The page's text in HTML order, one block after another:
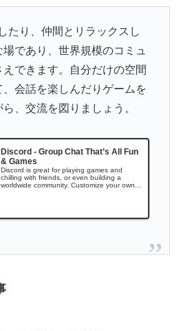
たり、仲間とリラックスし
であり、世界規模のコミュ
できます。自分だけの空間
会話を楽しんだりゲームを
、交流を図りましょう。
Discord - Group Chat That’s All Fun
& Games
Discord is great for playing games and
chilling with friends, or even building a
worldwide community. Customize your own...